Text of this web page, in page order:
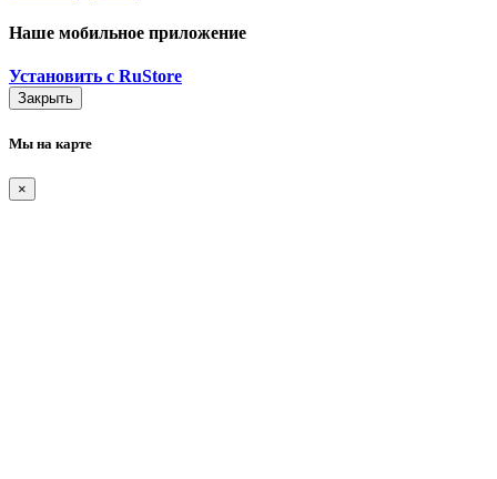
Наше мобильное приложение
Установить с RuStore
Закрыть
Мы на карте
×